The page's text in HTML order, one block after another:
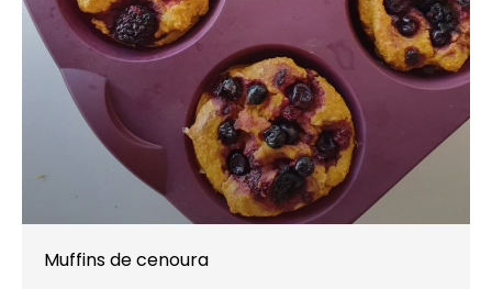
Muffins de cenoura